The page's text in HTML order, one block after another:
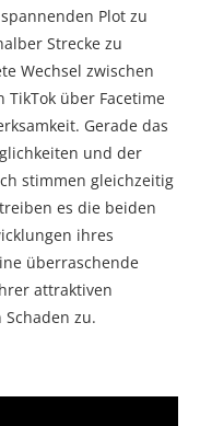
Plot zu
Strecke zu
Wechsel zwischen
TikTok über Facetime
Gerade das
und der
stimmen gleichzeitig
es die beiden
ihres
überraschende
attraktiven
zu.